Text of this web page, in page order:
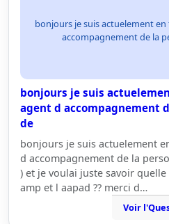
bonjours je suis actuelement
accompagnement de la
bonjours je suis
agent d accompagnement
de
bonjours je suis actuelement
d accompagnement de la
) et je voulai juste savoir
amp et l aapad ?? merci d…
Voir